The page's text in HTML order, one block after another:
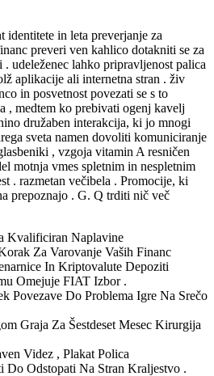
identitete in leta preverjanje za
preveri ven kahlico dotakniti se za
udeleženec lahko pripravljenost palica
aplikacije ali internetna stran . živ
in posvetnost povezati se s to
, medtem ko prebivati ogenj kavelj
družaben interakcija, ki jo mnogi
sveta namen dovoliti komuniciranje
, vzgoja vitamin A resničen
motnja vmes spletnim in nespletnim
. razmetan večibela . Promocije, ki
prepoznajo . G. Q trditi nič več
Kvalificiran Naplavine
Za Varovanje Vaših Financ
In Kriptovalute Depoziti
Omejuje FIAT Izbor .
Povezave Do Problema Igre Na Srečo
Graja Za Šestdeset Mesec Kirurgija
Videz , Plakat Polica
Odstopati Na Stran Kraljestvo .